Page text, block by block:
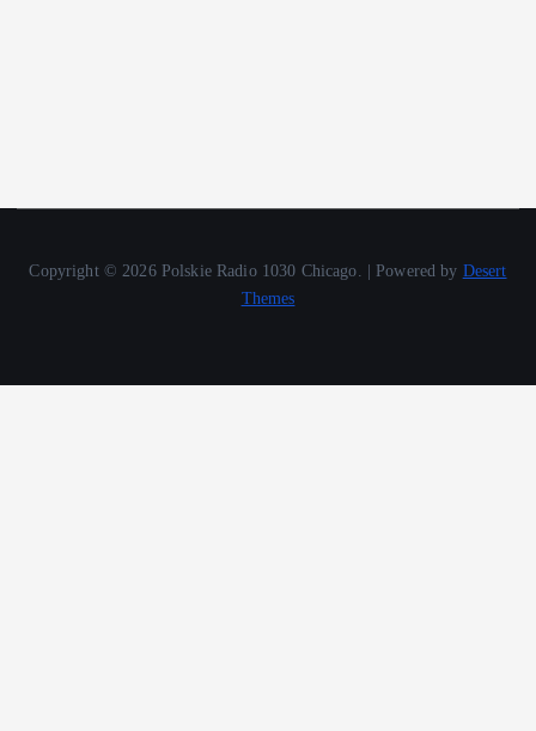
Copyright © 2026 Polskie Radio 1030 Chicago. | Powered by Desert
Themes